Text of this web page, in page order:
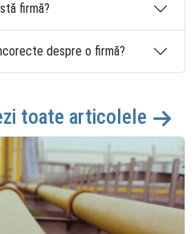
firmă?
despre o firmă?
toate articolele